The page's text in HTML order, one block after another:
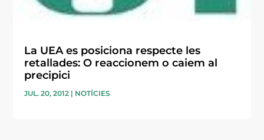
La UEA es posiciona respecte les
retallades: O reaccionem o caiem al
precipici
JUL. 20, 2012 | NOTÍCIES